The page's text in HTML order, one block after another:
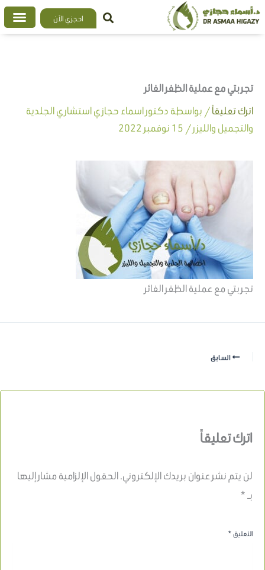
تخطي
إلى
احجزي الآن
تجربتي مع عملية الظفر الغائر
اترك تعليقاً/ بواسطة دكتور اسماء حجازي استشاري الجلدية
والتجميل والليزر/ 15 نوفمبر 2022
تجربتي مع عملية الظفر الغائر
السابق
اترك تعليقاً
لن يتم نشر عنوان بريدك الإلكتروني.الحقول الإلزامية مشار إليها
بـ*
التعليق*